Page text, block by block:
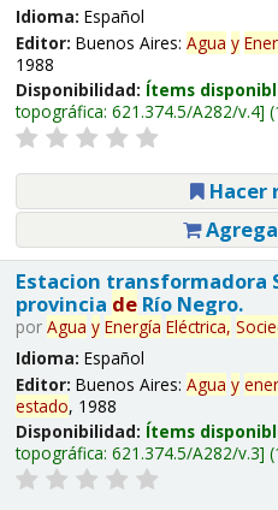
Idioma: Español
Editor: Buenos Aires: Agua y
1988
Disponibilidad: Ítems
topográfica: 621.374.5/A282/v.4
Hacer
Estacion transformadora
provincia deRío Negro.
por Agua y Energía Eléctrica,
Idioma: Español
Editor: Buenos Aires: Agua y
estado, 1988
Disponibilidad: Ítems
topográfica: 621.374.5/A282/v.3